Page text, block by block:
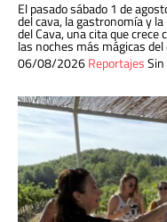
El pasado sábado 1 de
del cava, la gastronomía y
del Cava, una cita que
las noches más mágicas
06/08/2026Reportajes